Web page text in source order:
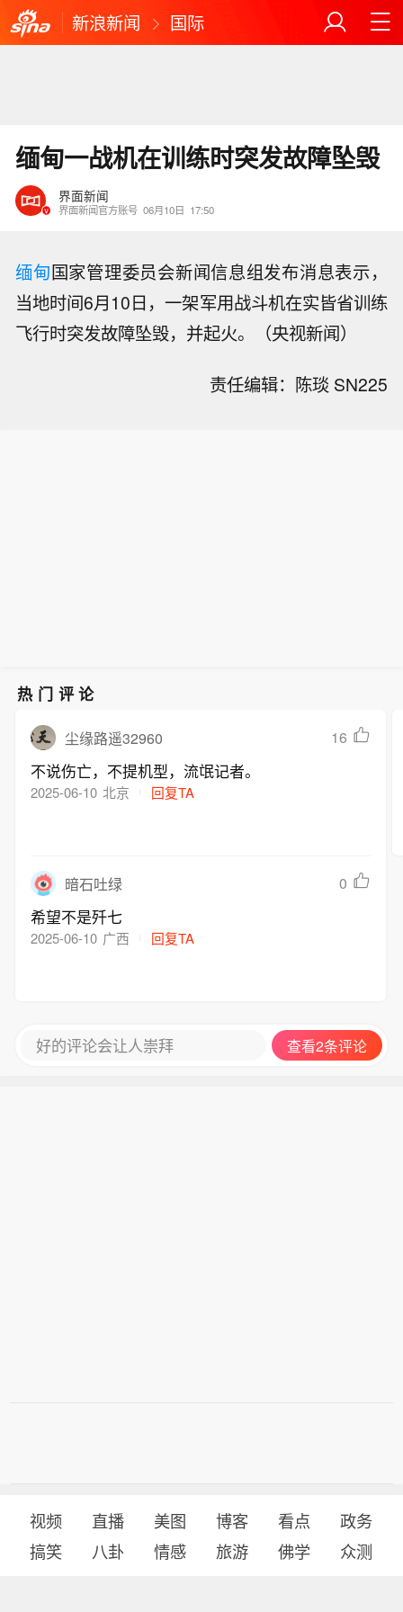
新浪新闻 国际
缅甸一战机在训练时突发故障坠毁
界面新闻
界面新闻官方账号 06月10日 17:50
缅甸国家管理委员会新闻信息组发布消息表示，
当地时间6月10日，一架军用战斗机在实皆省训练
飞行时突发故障坠毁，并起火。（央视新闻）
责任编辑：陈琰 SN225
热门评论
尘缘路遥32960 16
不说伤亡，不提机型，流氓记者。
2025-06-10 北京 回复TA
暗石吐绿 0
希望不是歼七
2025-06-10 广西 回复TA
好的评论会让人崇拜 查看2条评论
视频 直播 美图 博客 看点
政务
搞笑
八卦 情感 旅游 佛学 众测